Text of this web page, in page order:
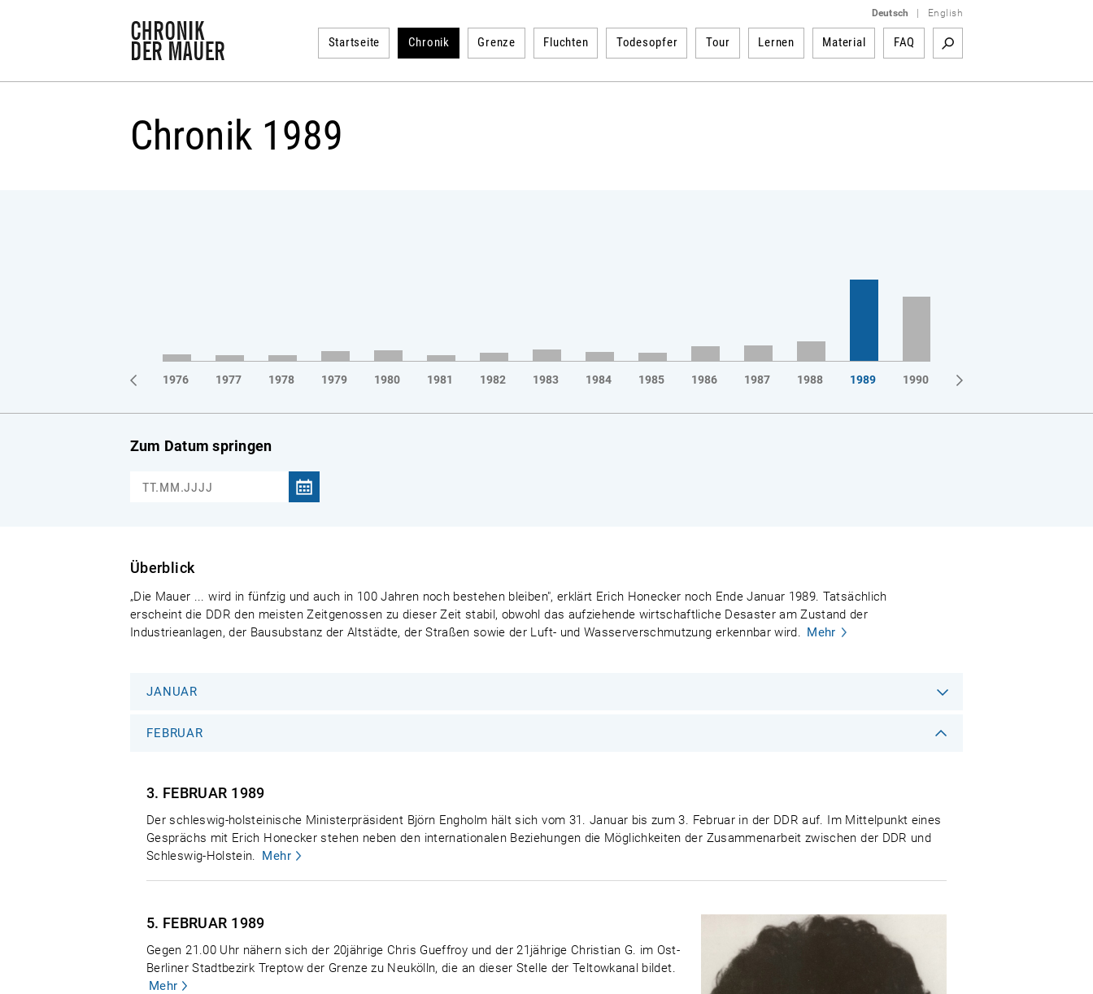
Deutsch English
Startseite Chronik Grenze Fluchten Todesopfer Tour Lernen Material FAQ
Chronik 1989
1975 1976 1977 1978 1979 1980 1981 1982 1983 1984 1985 1986 1987 1988 1989 1990
Zum Datum springen
Überblick
„Die Mauer ... wird in fünfzig und auch in 100 Jahren noch bestehen bleiben", erklärt Erich Honecker noch Ende Januar 1989. Tatsächlich
erscheint die DDR den meisten Zeitgenossen zu dieser Zeit stabil, obwohl das aufziehende wirtschaftliche Desaster am Zustand der
Industrieanlagen, der Bausubstanz der Altstädte, der Straßen sowie der Luft- und Wasserverschmutzung erkennbar wird. Mehr
JANUAR
FEBRUAR
3. FEBRUAR 1989
Der schleswig-holsteinische Ministerpräsident Björn Engholm hält sich vom 31. Januar bis zum 3. Februar in der DDR auf. Im Mittelpunkt eines
Gesprächs mit Erich Honecker stehen neben den internationalen Beziehungen die Möglichkeiten der Zusammenarbeit zwischen der DDR und
Schleswig-Holstein. Mehr
5. FEBRUAR 1989
Gegen 21.00 Uhr nähern sich der 20jährige Chris Gueffroy und der 21jährige Christian G. im Ost-
Berliner Stadtbezirk Treptow der Grenze zu Neukölln, die an dieser Stelle der Teltowkanal bildet.
Mehr